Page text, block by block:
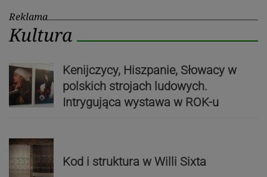
Reklama
Kultura
Kenijczycy, Hiszpanie, Słowacy w
polskich strojach ludowych.
Intrygująca wystawa w ROK-u
Kod i struktura w Willi Sixta